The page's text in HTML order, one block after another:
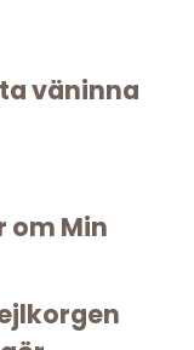
väninna
om Min